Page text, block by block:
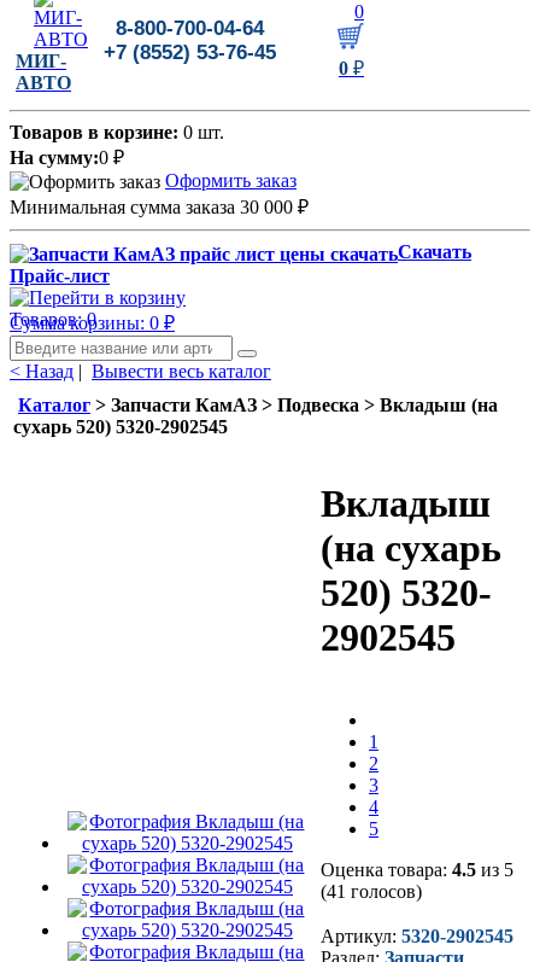
МИГ-
АВТО
8-800-700-04-64
+7 (8552) 53-76-45
0
0 ₽
Товаров в корзине: 0 шт.
На сумму:0 ₽
Оформить заказ
Минимальная сумма заказа 30 000 ₽
Скачать
Прайс-лист
Товаров: 0
Сумма корзины: 0 ₽
< Назад | Вывести весь каталог
Каталог > Запчасти КамАЗ > Подвеска > Вкладыш (на
сухарь 520) 5320-2902545
Вкладыш
(на сухарь
520) 5320-
2902545
1
2
3
4
5
Оценка товара: 4.5 из 5
(41 голосов)
Артикул: 5320-2902545
Раздел: Запчасти